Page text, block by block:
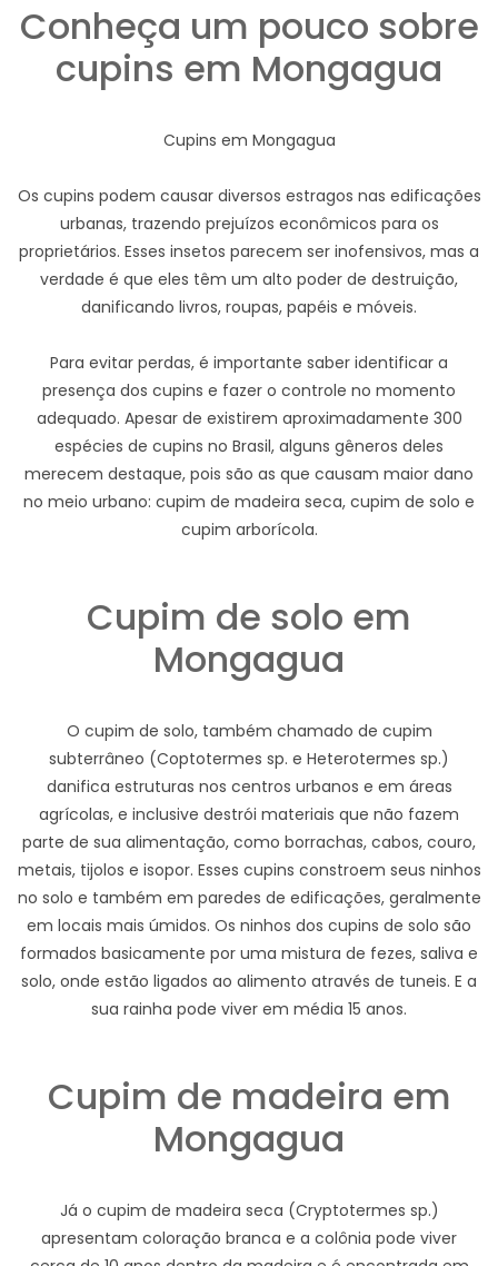
Conheça um pouco sobre
cupins em Mongagua
Cupins em Mongagua
Os cupins podem causar diversos estragos nas edificações
urbanas, trazendo prejuízos econômicos para os
proprietários. Esses insetos parecem ser inofensivos, mas a
verdade é que eles têm um alto poder de destruição,
danificando livros, roupas, papéis e móveis.
Para evitar perdas, é importante saber identificar a
presença dos cupins e fazer o controle no momento
adequado. Apesar de existirem aproximadamente 300
espécies de cupins no Brasil, alguns gêneros deles
merecem destaque, pois são as que causam maior dano
no meio urbano: cupim de madeira seca, cupim de solo e
cupim arborícola.
Cupim de solo em
Mongagua
O cupim de solo, também chamado de cupim
subterrâneo (Coptotermes sp. e Heterotermes sp.)
danifica estruturas nos centros urbanos e em áreas
agrícolas, e inclusive destrói materiais que não fazem
parte de sua alimentação, como borrachas, cabos, couro,
metais, tijolos e isopor. Esses cupins constroem seus ninhos
no solo e também em paredes de edificações, geralmente
em locais mais úmidos. Os ninhos dos cupins de solo são
formados basicamente por uma mistura de fezes, saliva e
solo, onde estão ligados ao alimento através de tuneis. E a
sua rainha pode viver em média 15 anos.
Cupim de madeira em
Mongagua
Já o cupim de madeira seca (Cryptotermes sp.)
apresentam coloração branca e a colônia pode viver